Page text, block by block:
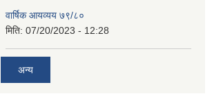
वार्षिक आयव्यय ७९/८०
मिति: 07/20/2023 - 12:28
अन्य